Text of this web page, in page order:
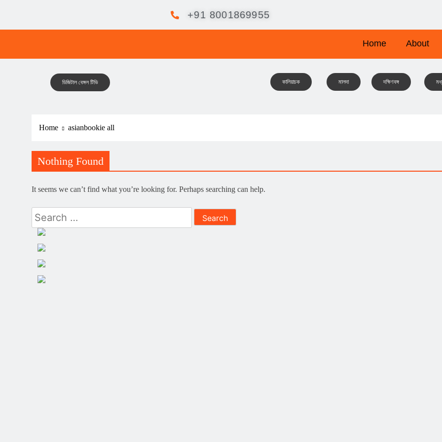
+91 8001869955
Home About
মালদা দক্ষিণবঙ্গ
কালিয়াচক
ডিজিটাল বেঙ্গল টিভি
Home asianbookie all
Nothing Found
It seems we can’t find what you’re looking for. Perhaps searching can help.